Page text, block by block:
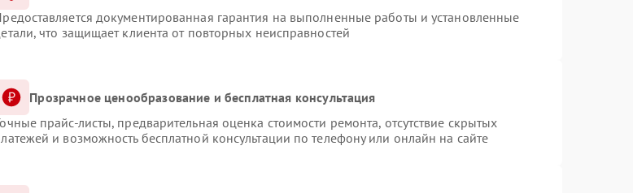
документированная гарантия на выполненные работы и установленные
что защищает клиента от повторных неисправностей
Прозрачное ценообразование и бесплатная консультация
прайс-листы, предварительная оценка стоимости ремонта, отсутствие скрытых
и возможность бесплатной консультации по телефону или онлайн на сайте